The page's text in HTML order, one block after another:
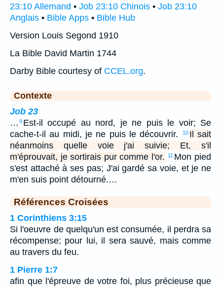
23:10 Allemand • Job 23:10 Chinois • Job 23:10
Anglais • Bible Apps • Bible Hub
Version Louis Segond 1910
La Bible David Martin 1744
Darby Bible courtesy of CCEL.org.
Contexte
Job 23
… 9 Est-il occupé au nord, je ne puis le voir; Se
cache-t-il au midi, je ne puis le découvrir.
10 Il sait
néanmoins quelle voie j'ai suivie; Et, s'il
m'éprouvait, je sortirais pur comme l'or.
11 Mon pied
s'est attaché à ses pas; J'ai gardé sa voie, et je ne
m'en suis point détourné.…
Références Croisées
1 Corinthiens 3:15
Si l'oeuvre de quelqu'un est consumée, il perdra sa
récompense; pour lui, il sera sauvé, mais comme
au travers du feu.
1 Pierre 1:7
afin que l'épreuve de votre foi, plus précieuse que